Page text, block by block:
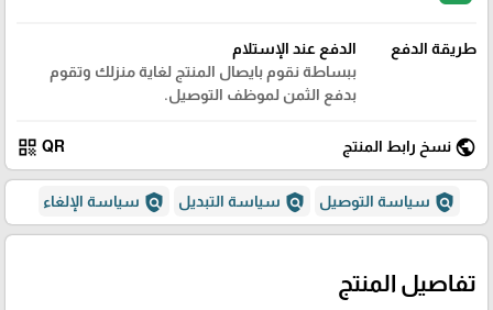
طريقة الدفع
الدفع عند الإستلام
ببساطة نقوم بايصال المنتج لغاية منزلك وتقوم
بدفع الثمن لموظف التوصيل.
public نسخ رابط المنتج QR
qr_code
policy سياسة التوصيل policy سياسة التبديل policy سياسة الإلغاء
تفاصيل المنتج